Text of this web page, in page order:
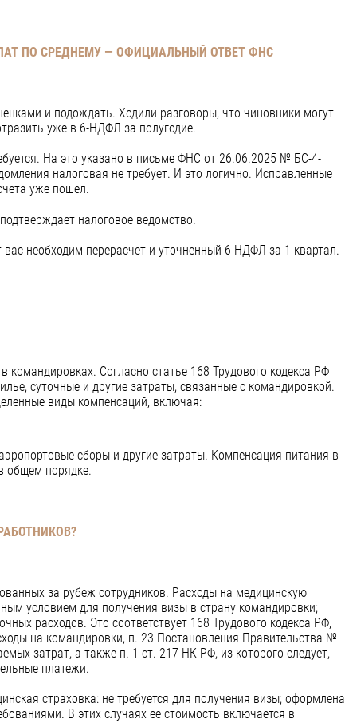
ПО СРЕДНЕМУ — ОФИЦИАЛЬНЫЙ ОТВЕТ ФНС
и подождать. Ходили разговоры, что чиновники могут
уже в 6-НДФЛ за полугодие.
На это указано в письме ФНС от 26.06.2025 № БС-4-
налоговая не требует. И это логично. Исправленные
уже пошел.
налоговое ведомство.
необходим перерасчет и уточненный 6-НДФЛ за 1 квартал.
Согласно статье 168 Трудового кодекса РФ
суточные и другие затраты, связанные с командировкой.
виды компенсаций, включая:
сборы и другие затраты. Компенсация питания в
общем порядке.
за рубеж сотрудников. Расходы на медицинскую
условием для получения визы в страну командировки;
расходов. Это соответствует 168 Трудового кодекса РФ,
на командировки, п. 23 Постановления Правительства №
затрат, а также п. 1 ст. 217 НК РФ, из которого следует,
платежи.
страховка: не требуется для получения визы; оформлена
В этих случаях ее стоимость включается в